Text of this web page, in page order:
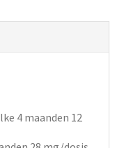
4 maanden 12